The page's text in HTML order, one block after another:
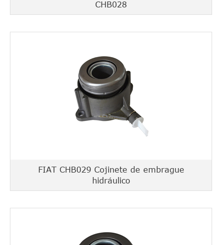
CHB028
FIAT CHB029 Cojinete de embrague
hidráulico